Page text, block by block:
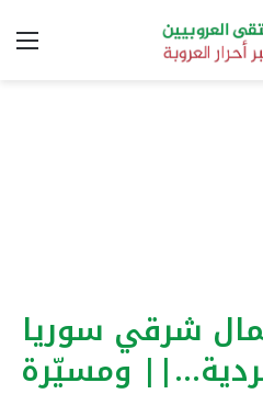
شرقي سوريا
ومسيّرة